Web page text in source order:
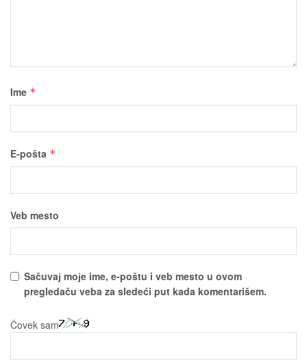
Ime *
E-pošta *
Veb mesto
Sačuvaј moјe ime, e-poštu i veb mesto u ovom
pregledaču veba za sledeći put kada komentarišem.
Čovek sam